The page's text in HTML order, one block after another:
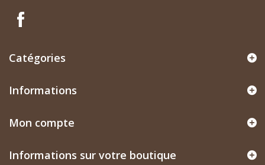
Catégories
Informations
Mon compte
Informations sur votre boutique